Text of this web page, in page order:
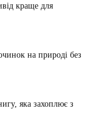
краще для
на природі без
яка захоплює з